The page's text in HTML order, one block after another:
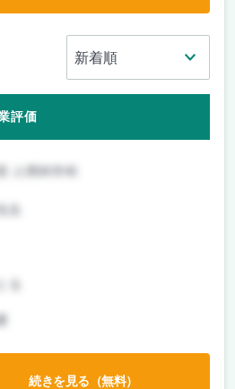
評価
生
る
続きを見る（無料）